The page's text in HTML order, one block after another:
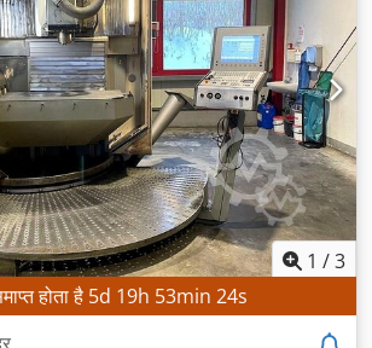
1 /3
होता है 5d 19h 53min 21s